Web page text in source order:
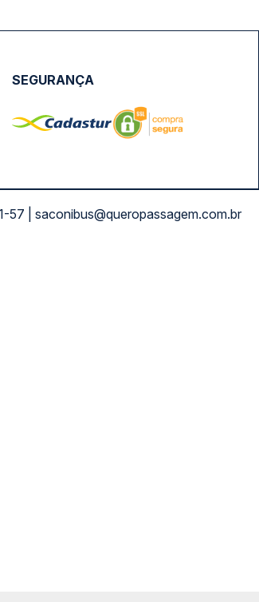
SEGURANÇA
57 | saconibus@queropassagem.com.br